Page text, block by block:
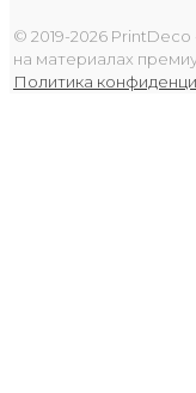
© 2019-2026
на материалах
Политика